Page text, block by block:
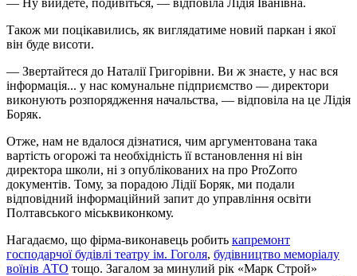
Також ми поцікавились, як виглядатиме новий паркан і якої
він буде висоти.
— Звертайтеся до Наталії Григорівни. Ви ж знаєте, у нас вся
інформація... у нас комунальне підприємство — директори
виконують розпорядження начальства, — відповіла на це Лідія
Боряк.
Отже, нам не вдалося дізнатися, чим аргументована така
вартість огорожі та необхідність її встановлення ні він
директора школи, ні з опублікованих на про ProZorro
документів. Тому, за порадою Лідії Боряк, ми подали
відповідний інформаційний запит до управління освіти
Полтавського міськвиконкому.
Нагадаємо, що фірма-виконавець робить капремонт
господарчої будівлі театру ім. Гоголя, будівництво меморіалу
воїнів АТО тощо. Загалом за минулий рік «Марк Строй»